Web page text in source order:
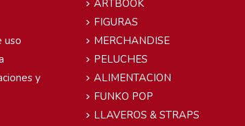
uso
y
ARTBOOK
FIGURAS
MERCHANDISE
PELUCHES
ALIMENTACION
FUNKO POP
LLAVEROS & STRAPS